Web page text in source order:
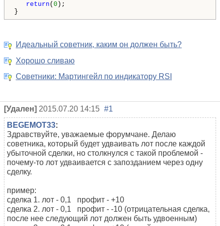
return ( 0 );
}
Идеальный советник, каким он должен быть?
Хорошо сливаю
Советники: Мартингейл по индикатору RSI
[Удален] 2015.07.20 14:15 #1
BEGEMOT33:
Здравствуйте, уважаемые форумчане. Делаю
советника, который будет удваивать лот после каждой
убыточной сделки, но столкнулся с такой проблемой -
почему-то лот удваивается с запозданием через одну
сделку.
пример:
сделка 1. лот - 0,1 профит - +10
сделка 2. лот - 0,1 профит - -10 (отрицательная сделка,
после нее следующий лот должен быть удвоенным)